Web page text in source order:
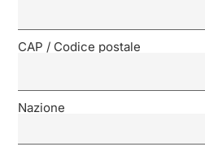
CAP / Codice postale
Nazione